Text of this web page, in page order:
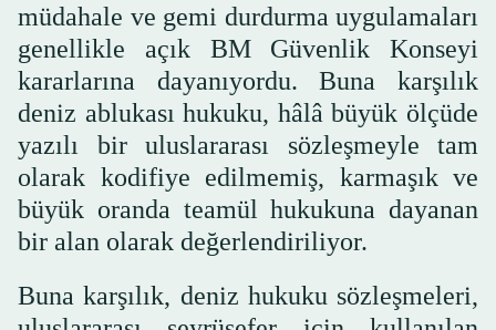
müdahale ve gemi durdurma uygulamaları
genellikle açık BM Güvenlik Konseyi
kararlarına dayanıyordu. Buna karşılık
deniz ablukası hukuku, hâlâ büyük ölçüde
yazılı bir uluslararası sözleşmeyle tam
olarak kodifiye edilmemiş, karmaşık ve
büyük oranda teamül hukukuna dayanan
bir alan olarak değerlendiriliyor.
Buna karşılık, deniz hukuku sözleşmeleri,